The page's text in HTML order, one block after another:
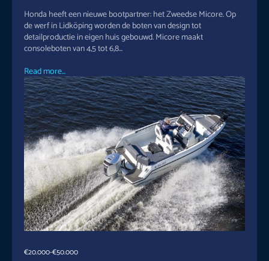
Honda heeft een nieuwe bootpartner: het Zweedse Micore. Op
de werf in Lidköping worden de boten van design tot
detailproductie in eigen huis gebouwd. Micore maakt
consoleboten van 4,5 tot 6,8...
Read more...
€20.000-€50.000